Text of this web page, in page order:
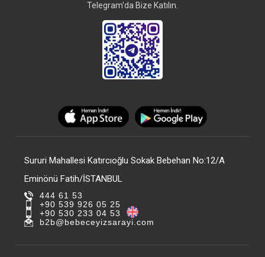
Telegram'da Bize Katılın.
Sururi Mahallesi Katırcıoğlu Sokak Bebehan No:12/A
Eminönü Fatih/İSTANBUL
444 61 53
+90 539 926 05 25
+90 530 233 04 53
b2b@bebeceyizsarayi.com